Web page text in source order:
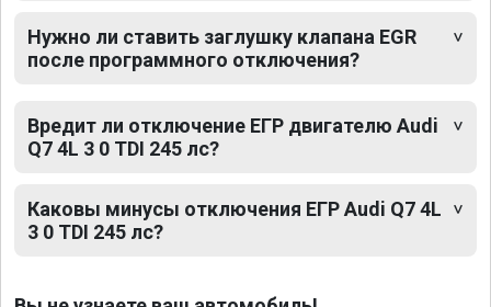
Нужно ли ставить заглушку клапана EGR
после программного отключения?
Вредит ли отключение ЕГР двигателю Audi
Q7 4L 3 0 TDI 245 лс?
Каковы минусы отключения ЕГР Audi Q7 4L
3 0 TDI 245 лс?